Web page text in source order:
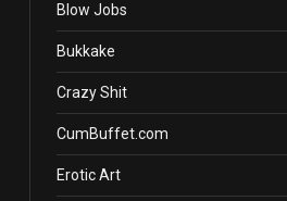
Blow Jobs
Bukkake
Crazy Shit
CumBuffet.com
Erotic Art